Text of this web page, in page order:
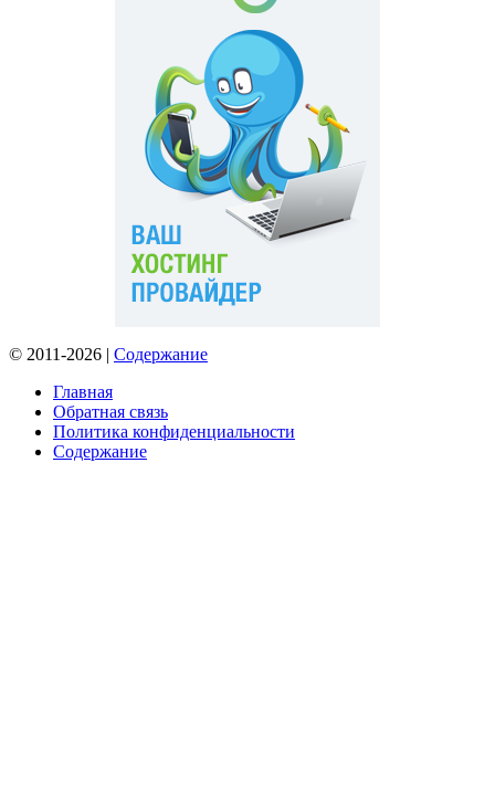
© 2011-2026 | Содержание
Главная
Обратная связь
Политика конфиденциальности
Содержание